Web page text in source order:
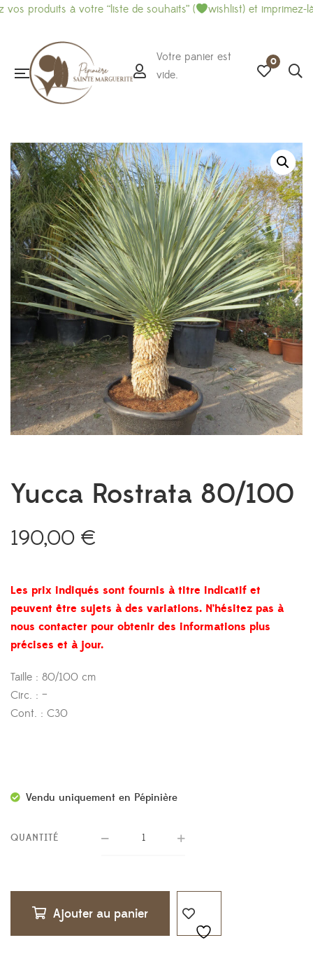
à votre “liste de souhaits” ( wishlist) et imprimez-là pour
Votre panier est
vide.
0
Yucca Rostrata 80/100
190,00 €
Les prix indiqués sont fournis à titre indicatif et
peuvent être sujets à des variations. N’hésitez pas à
nous contacter pour obtenir des informations plus
précises et à jour.
Taille : 80/100 cm
Circ. : –
Cont. : C30
Vendu uniquement en Pépinière
QUANTITÉ
Ajouter au panier